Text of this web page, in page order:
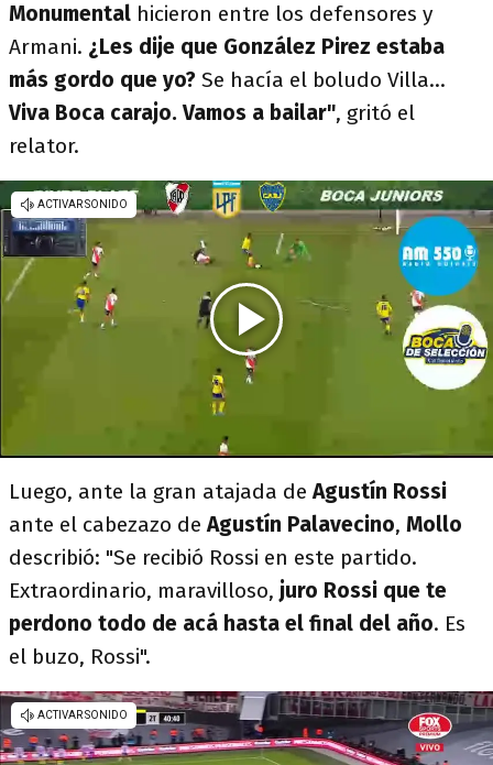
Monumental hicieron entre los defensores y
Armani. ¿Les dije que González Pirez estaba
más gordo que yo? Se hacía el boludo Villa...
Viva Boca carajo. Vamos a bailar", gritó el
relator.
Luego, ante la gran atajada de Agustín Rossi
ante el cabezazo deAgustín Palavecino, Mollo
describió: "Se recibió Rossi en este partido.
Extraordinario, maravilloso, juro Rossi que te
perdono todo de acá hasta el final del año. Es
el buzo, Rossi".